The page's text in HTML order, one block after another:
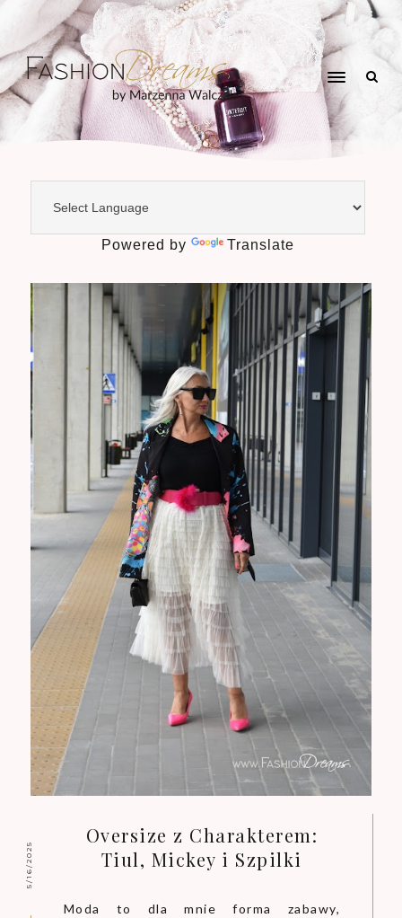
Powered by Translate
5/16/2025
Oversize z Charakterem:
Tiul, Mickey i Szpilki
Moda to dla mnie forma zabawy,